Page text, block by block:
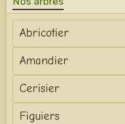
Abricotier
Amandier
Cerisier
Figuiers